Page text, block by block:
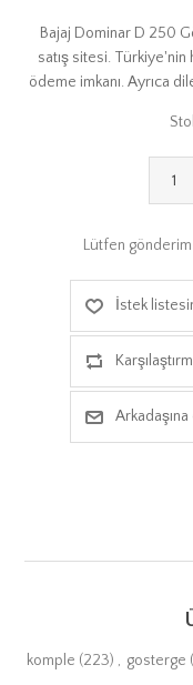
Bajaj Dominar D 250
satış sitesi. Türkiye'nin
ödeme imkanı. Ayrıca
Lütfen
İstek
komple (223) , gosterge